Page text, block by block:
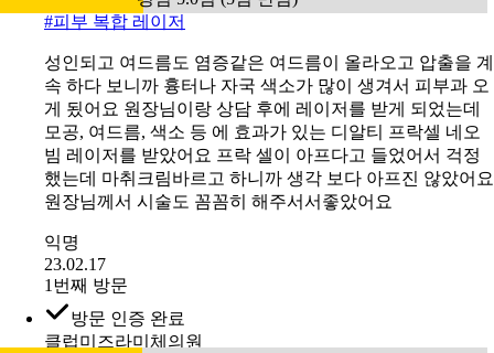
#피부 복합 레이저
성인되고 여드름도 염증같은 여드름이 올라오고 압출을 계
속 하다 보니까 흉터나 자국 색소가 많이 생겨서 피부과 오
게 됬어요 원장님이랑 상담 후에 레이저를 받게 되었는데
모공, 여드름, 색소 등 에 효과가 있는 디알티 프락셀 네오
빔 레이저를 받았어요 프락 셀이 아프다고 들었어서 걱정
했는데 마취크림바르고 하니까 생각 보다 아프진 않았어요
원장님께서 시술도 꼼꼼히 해주서서좋았어요
익명
23.02.17
1번째 방문
방문 인증 완료
클럽미즈라미체의원